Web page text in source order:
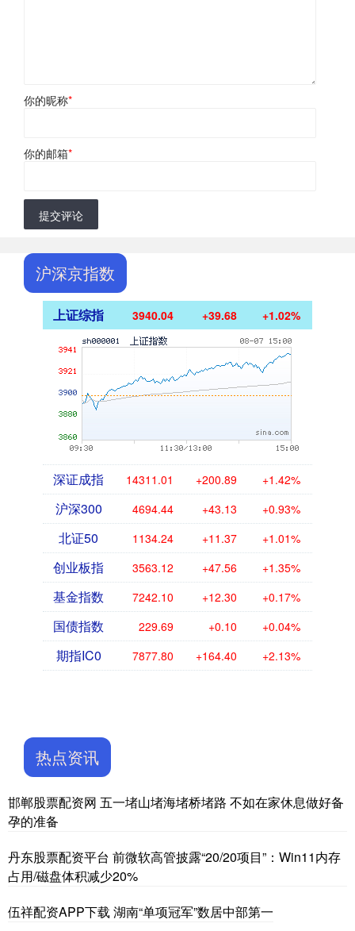
你的昵称*
你的邮箱*
提交评论
沪深京指数
上证综指 3940.04 +39.68 +1.02%
深证成指 14311.01 +200.89 +1.42%
沪深300 4694.44 +43.13 +0.93%
北证50 1134.24 +11.37 +1.01%
创业板指 3563.12 +47.56 +1.35%
基金指数 7242.10 +12.30 +0.17%
国债指数 229.69 +0.10 +0.04%
期指IC0 7877.80 +164.40 +2.13%
热点资讯
邯郸股票配资网 五一堵山堵海堵桥堵路 不如在家休息做好备
孕的准备
丹东股票配资平台 前微软高管披露“20/20项目”：Win11内存
占用/磁盘体积减少20%
伍祥配资APP下载 湖南“单项冠军”数居中部第一